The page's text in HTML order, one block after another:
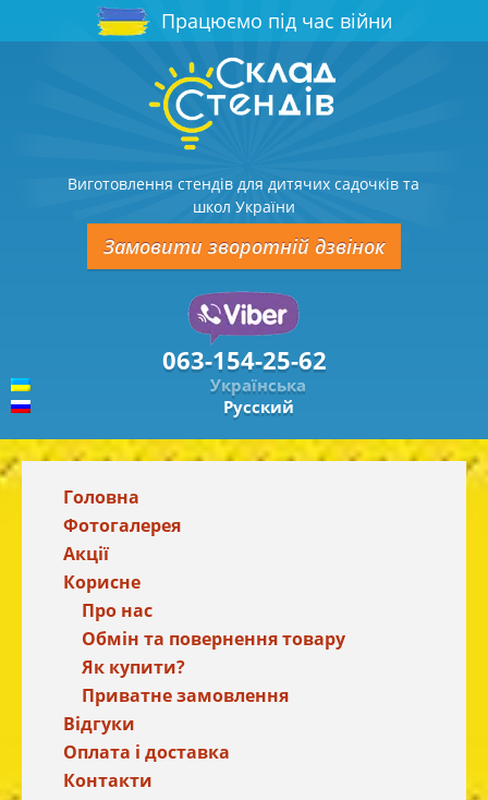
Працюємо під час війни
Виготовлення стендів для дитячих садочків та
школ України
Замовити зворотній дзвінок
063-154-25-62
Українська
Русский
Головна
Фотогалерея
Акції
Корисне
Про нас
Обмін та повернення товару
Як купити?
Приватне замовлення
Відгуки
Оплата і доставка
Контакти